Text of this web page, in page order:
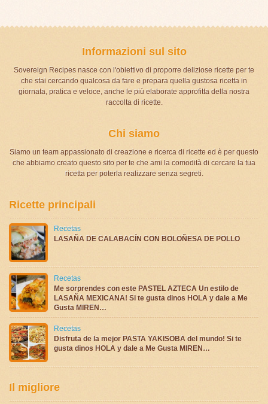
Informazioni sul sito
Sovereign Recipes nasce con l'obiettivo di proporre deliziose ricette per te
che stai cercando qualcosa da fare e prepara quella gustosa ricetta in
giornata, pratica e veloce, anche le più elaborate approfitta della nostra
raccolta di ricette.
Chi siamo
Siamo un team appassionato di creazione e ricerca di ricette ed è per questo
che abbiamo creato questo sito per te che ami la comodità di cercare la tua
ricetta per poterla realizzare senza segreti.
Ricette principali
Recetas
LASAÑA DE CALABACÍN CON BOLOÑESA DE POLLO
Recetas
Me sorprendes con este PASTEL AZTECA Un estilo de
LASAÑA MEXICANA! Si te gusta dinos HOLA y dale a Me
Gusta MIREN…
Recetas
Disfruta de la mejor PASTA YAKISOBA del mundo! Si te
gusta dinos HOLA y dale a Me Gusta MIREN…
Il migliore